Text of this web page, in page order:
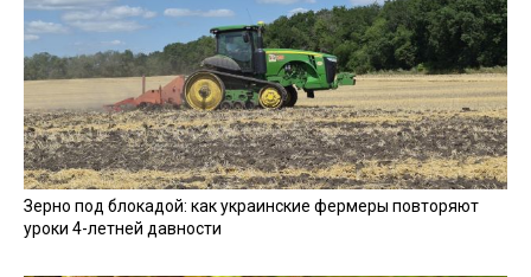
Зерно под блокадой: как украинские фермеры повторяют
уроки 4-летней давности